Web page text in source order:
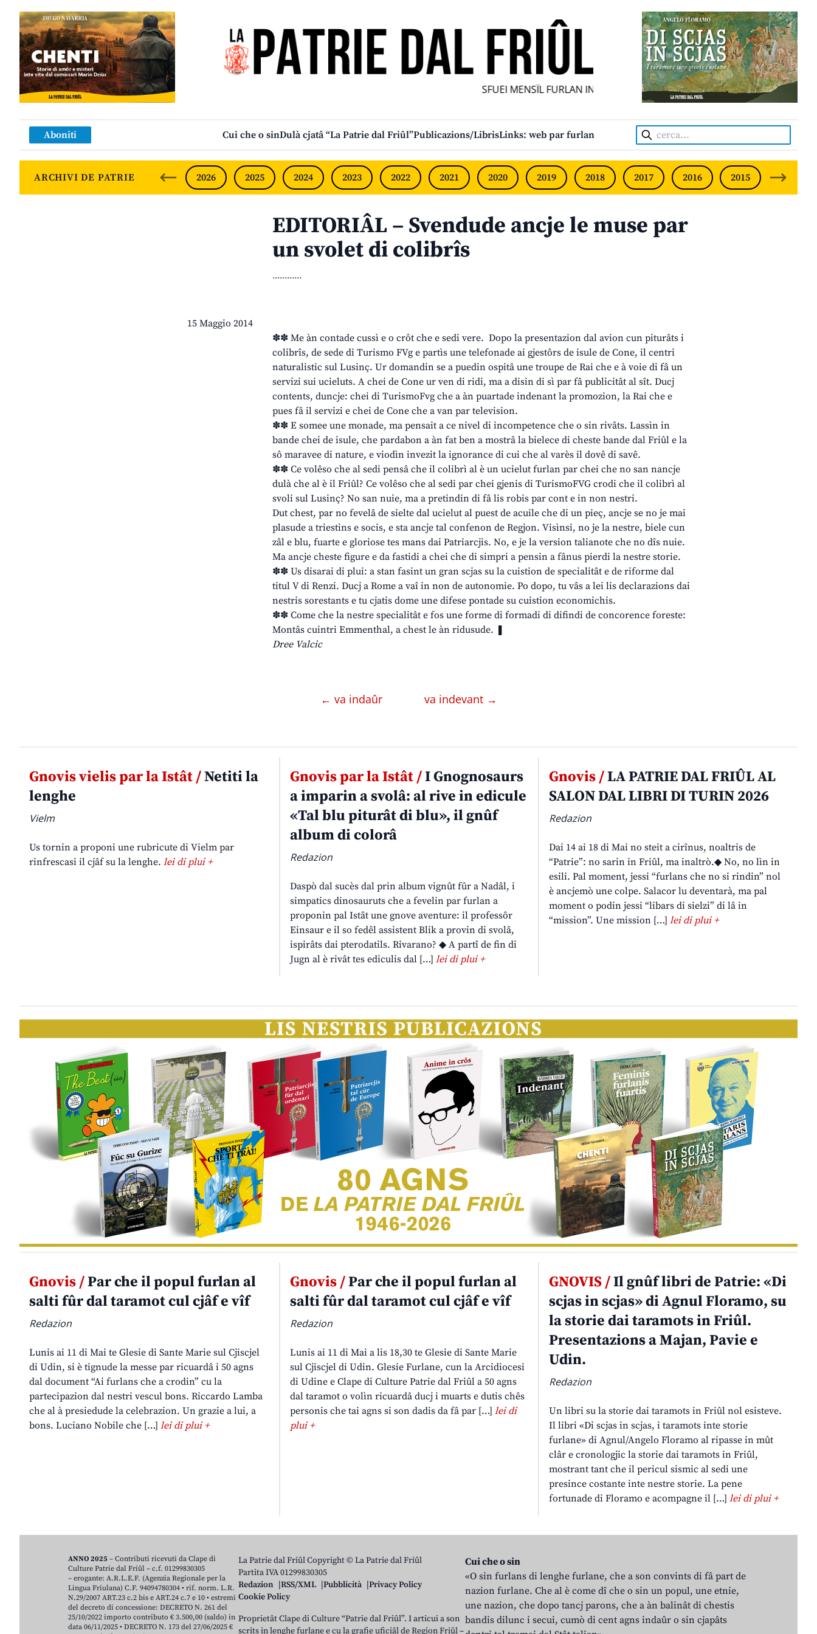
SFUEI MENSÎL FURLAN INDIPENDENT • INDEPENDENT FRIULIAN MONTHLY
Aboniti Cui che o sinDulà cjatâ “La Patrie dal Friûl”Publicazions/LibrisLinks: web par furlan Cerca:
ARCHIVI DE PATRIE 2026 2025 2024 2023 2022 2021 2020 2019 2018 2017 2016 2015 2014
EDITORIÂL – Svendude ancje le muse par
un svolet di colibrîs
............
15 Maggio 2014
✽✽ Me àn contade cussì e o crôt che e sedi vere. Dopo la presentazion dal avion cun piturâts i
colibrîs, de sede di Turismo FVg e partìs une telefonade ai gjestôrs de isule de Cone, il centri
naturalistic sul Lusinç. Ur domandin se a puedin ospitâ une troupe de Rai che e à voie di fâ un
servizi sui ucieluts. A chei de Cone ur ven di ridi, ma a disin di sì par fâ publicitât al sît. Ducj
contents, duncje: chei di TurismoFvg che a àn puartade indenant la promozion, la Rai che e
pues fâ il servizi e chei de Cone che a van par television.
✽✽ E somee une monade, ma pensait a ce nivel di incompetence che o sin rivâts. Lassìn in
bande chei de isule, che pardabon a àn fat ben a mostrâ la bielece di cheste bande dal Friûl e la
sô maravee di nature, e viodìn invezit la ignorance di cui che al varès il dovê di savê.
✽✽ Ce volêso che al sedi pensâ che il colibrì al è un ucielut furlan par chei che no san nancje
dulà che al è il Friûl? Ce volêso che al sedi par chei gjenis di TurismoFVG crodi che il colibrì al
svoli sul Lusinç? No san nuie, ma a pretindin di fâ lis robis par cont e in non nestri.
Dut chest, par no fevelâ de sielte dal ucielut al puest de acuile che di un pieç, ancje se no je mai
plasude a triestins e socis, e sta ancje tal confenon de Regjon. Visìnsi, no je la nestre, biele cun
zâl e blu, fuarte e gloriose tes mans dai Patriarcjis. No, e je la version talianote che no dîs nuie.
Ma ancje cheste figure e da fastidi a chei che di simpri a pensin a fânus pierdi la nestre storie.
✽✽ Us disarai di plui: a stan fasint un gran scjas su la cuistion de specialitât e de riforme dal
titul V di Renzi. Ducj a Rome a vaî in non de autonomie. Po dopo, tu vâs a lei lis declarazions dai
nestris sorestants e tu cjatis dome une difese pontade su cuistion economichis.
✽✽ Come che la nestre specialitât e fos une forme di formadi di difindi de concorence foreste:
Montâs cuintri Emmenthal, a chest le àn ridusude. ❚
Dree Valcic
← va indaûr va indevant →
Gnovis vielis par la Istât /Netiti la
lenghe
Vielm
Us tornin a proponi une rubricute di Vielm par
rinfrescasi il cjâf su la lenghe. lei di plui +
Gnovis par la Istât /I Gnognosaurs
a imparin a svolâ: al rive in edicule
«Tal blu piturât di blu», il gnûf
album di colorâ
Redazion
Daspò dal sucès dal prin album vignût fûr a Nadâl, i
simpatics dinosauruts che a fevelin par furlan a
proponin pal Istât une gnove aventure: il professôr
Einsaur e il so fedêl assistent Blik a provin di svolâ,
ispirâts dai pterodatils. Rivarano? ◆ A partî de fin di
Jugn al è rivât tes ediculis dal […] lei di plui +
Gnovis /LA PATRIE DAL FRIÛL AL
SALON DAL LIBRI DI TURIN 2026
Redazion
Dai 14 ai 18 di Mai no steit a cirînus, noaltris de
“Patrie”: no sarin in Friûl, ma inaltrò.◆ No, no lìn in
esili. Pal moment, jessi “furlans che no si rindin” nol
è ancjemò une colpe. Salacor lu deventarà, ma pal
moment o podin jessi “libars di sielzi” di lâ in
“mission”. Une mission […]lei di plui +
Gnovis /Par che il popul furlan al
salti fûr dal taramot cul cjâf e vîf
Redazion
Lunis ai 11 di Mai te Glesie di Sante Marie sul Cjiscjel
di Udin, si è tignude la messe par ricuardâ i 50 agns
dal document “Ai furlans che a crodin” cu la
partecipazion dal nestri vescul bons. Riccardo Lamba
che al à presiedude la celebrazion. Un grazie a lui, a
bons. Luciano Nobile che […] lei di plui +
Gnovis /Par che il popul furlan al
salti fûr dal taramot cul cjâf e vîf
Redazion
Lunis ai 11 di Mai a lis 18,30 te Glesie di Sante Marie
sul Cjiscjel di Udin. Glesie Furlane, cun la Arcidiocesi
di Udine e Clape di Culture Patrie dal Friûl a 50 agns
dal taramot o volìn ricuardâ ducj i muarts e dutis chês
personis che tai agns si son dadis da fâ par […] lei di
plui +
GNOVIS /Il gnûf libri de Patrie: «Di
scjas in scjas» di Agnul Floramo, su
la storie dai taramots in Friûl.
Presentazions a Majan, Pavie e
Udin.
Redazion
Un libri su la storie dai taramots in Friûl nol esisteve.
Il libri «Di scjas in scjas, i taramots inte storie
furlane» di Agnul/Angelo Floramo al ripasse in mût
clâr e cronologjic la storie dai taramots in Friûl,
mostrant tant che il pericul sismic al sedi une
presince costante inte nestre storie. La pene
fortunade di Floramo e acompagne il […]lei di plui +
La Patrie dal Friûl Copyright © La Patrie dal Friûl
Partita IVA 01299830305
Redazion
RSS/XML Pubblicità
Privacy Policy
Cookie Policy
Proprietât Clape di Culture “Patrie dal Friûl”. I articui a son
scrits in lenghe furlane e cu la grafie uficiâl de Regjon Friûl –
Cui che o sin
«O sin furlans di lenghe furlane, che a son convints di fâ part de
nazion furlane. Che al è come dî che o sin un popul, une etnie,
une nazion, che dopo tancj parons, che a àn balinât di chestis
bandis dilunc i secui, cumò di cent agns indaûr o sin cjapâts
ANNO 2025 – Contributi ricevuti da Clape di
Culture Patrie dal Friûl – c.f. 01299830305
– erogante: A.R.L.E.F. (Agenzia Regionale per la
Lingua Friulana) C.F. 94094780304 • rif. norm. L.R.
N.29/2007 ART.23 c.2 bis e ART.24 c.7 e 10 • estremi
del decreto di concessione: DECRETO N. 261 del
25/10/2022 importo contributo € 3.500,00 (saldo) in
data 06/11/2025 • DECRETO N. 173 del 27/06/2025 €